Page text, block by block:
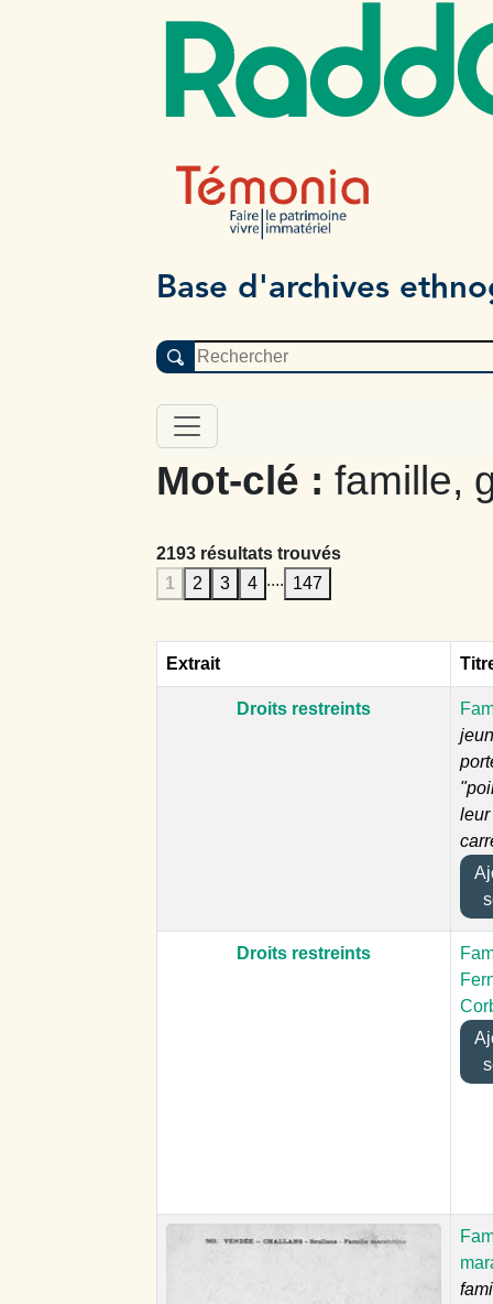
Base d'archives
Mot-clé : famille,
2193 résultats trouvés
1
2 3 4 .... 147
Extrait
Droits restreints
leur
Droits restreints